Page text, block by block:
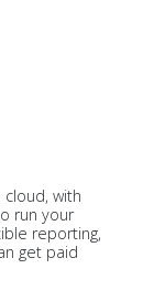
with
run your
reporting,
get paid